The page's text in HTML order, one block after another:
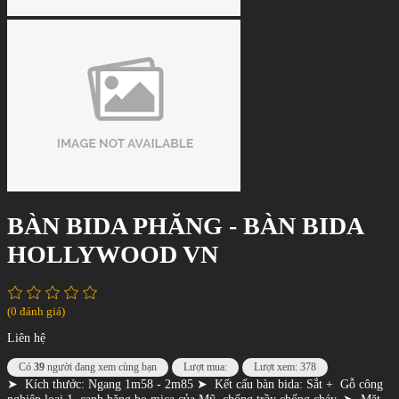
BÀN BIDA PHĂNG - BÀN BIDA
HOLLYWOOD VN
(0 đánh giá)
Liên hệ
Có 39 người đang xem cùng bạn Lượt mua: Lượt xem: 378
➤ Kích thước: Ngang 1m58 - 2m85 ➤ Kết cấu bàn bida: Sắt + Gỗ công